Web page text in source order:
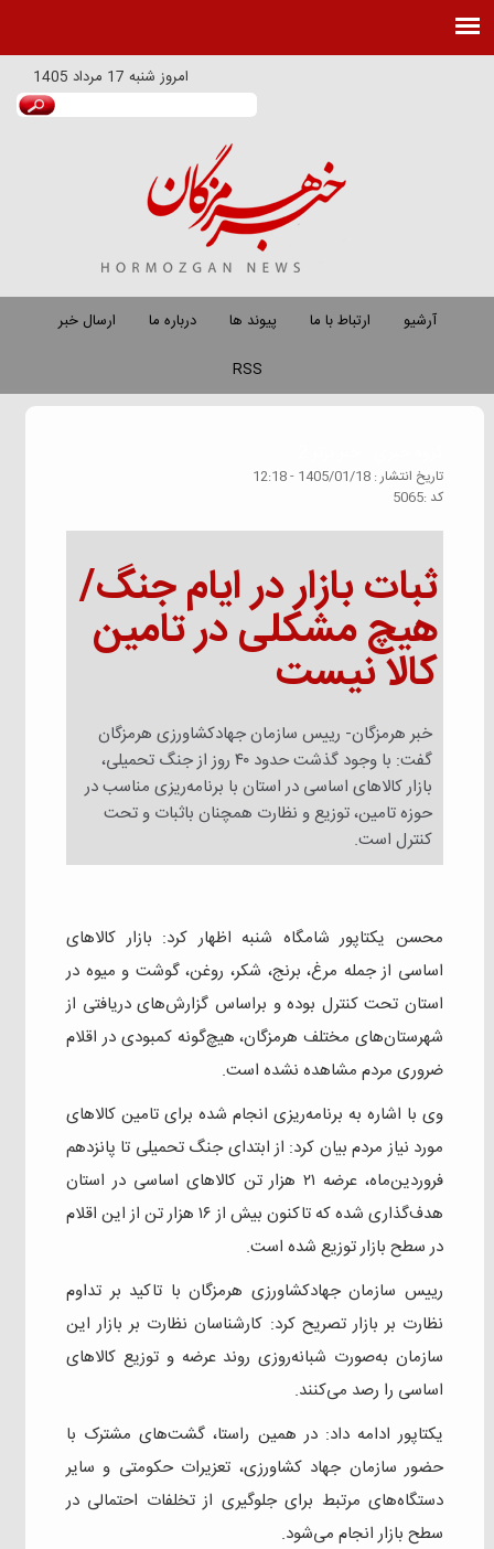
امروز شنبه 17 مرداد 1405
آرشیو ارتباط با ما پیوند ها درباره ما
ارسال خبر
RSS
تاريخ انتشار : 1405/01/18 - 12:18
كد :5065
ثبات بازار در ایام جنگ/
هیچ مشکلی در تامین
کالا نیست
خبر هرمزگان- رییس سازمان جهادکشاورزی هرمزگان
گفت: با وجود گذشت حدود ۴۰ روز از جنگ تحمیلی،
بازار کالاهای اساسی در استان با برنامه‌ریزی مناسب در
حوزه تامین، توزیع و نظارت همچنان باثبات و تحت
کنترل است.
محسن یکتاپور شامگاه شنبه اظهار کرد: بازار کالاهای
اساسی از جمله مرغ، برنج، شکر، روغن، گوشت و میوه در
استان تحت کنترل بوده و براساس گزارش‌های دریافتی از
شهرستان‌های مختلف هرمزگان، هیچ‌گونه کمبودی در اقلام
ضروری مردم مشاهده نشده است.
وی با اشاره به برنامه‌ریزی انجام شده برای تامین کالاهای
مورد نیاز مردم بیان کرد: از ابتدای جنگ تحمیلی تا پانزدهم
فروردین‌ماه، عرضه ۲۱ هزار تن کالاهای اساسی در استان
هدف‌گذاری شده که تاکنون بیش از ۱۶ هزار تن از این اقلام
در سطح بازار توزیع شده است.
رییس سازمان جهادکشاورزی هرمزگان با تاکید بر تداوم
نظارت بر بازار تصریح کرد: کارشناسان نظارت بر بازار این
سازمان به‌صورت شبانه‌روزی روند عرضه و توزیع کالاهای
اساسی را رصد می‌کنند.
یکتاپور ادامه داد: در همین راستا، گشت‌های مشترک با
حضور سازمان جهاد کشاورزی، تعزیرات حکومتی و سایر
دستگاه‌های مرتبط برای جلوگیری از تخلفات احتمالی در
سطح بازار انجام می‌شود.